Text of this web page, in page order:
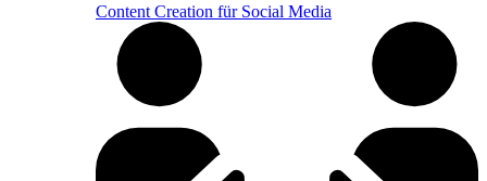
Content Creation für Social Media